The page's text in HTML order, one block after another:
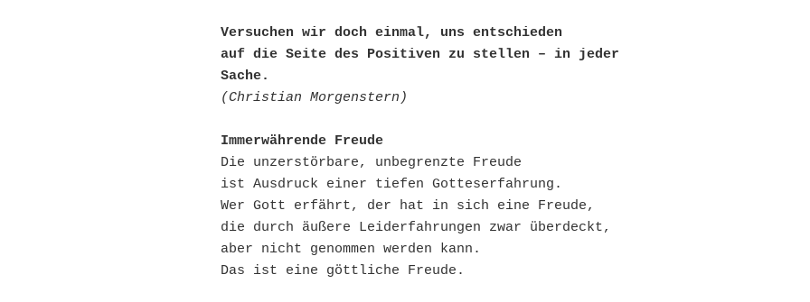
Versuchen wir doch einmal, uns entschieden
auf die Seite des Positiven zu stellen – in jeder
Sache.
(Christian Morgenstern)
Immerwährende Freude
Die unzerstörbare, unbegrenzte Freude
ist Ausdruck einer tiefen Gotteserfahrung.
Wer Gott erfährt, der hat in sich eine Freude,
die durch äußere Leiderfahrungen zwar überdeckt,
aber nicht genommen werden kann.
Das ist eine göttliche Freude.